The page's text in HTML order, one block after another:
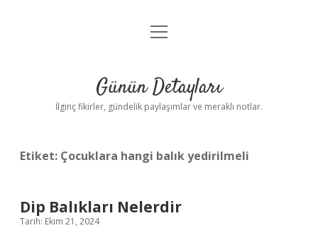
Gizlilik Politikası
Yasal Uyarı
menüyü
Günün Detayları
İlginç fikirler, gündelik paylaşımlar ve meraklı notlar.
Etiket: Çocuklara hangi balık yedirilmeli
Dip Balıkları Nelerdir
Tarih: Ekim 21, 2024